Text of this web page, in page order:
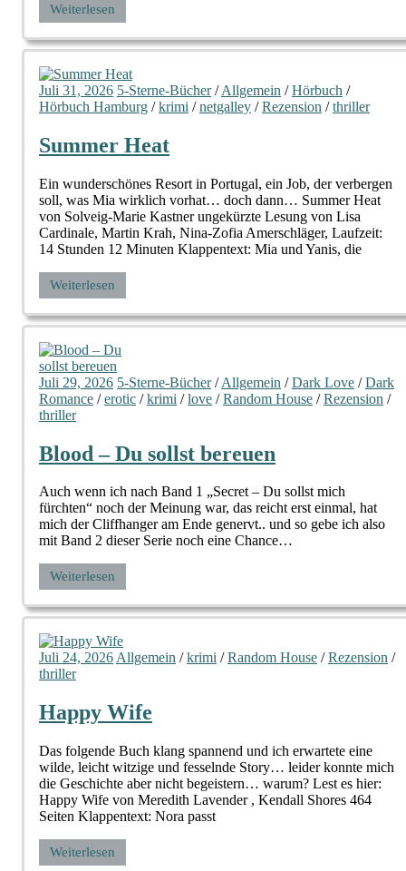
Weiterlesen
Juli 31, 2026 5-Sterne-Bücher/Allgemein /Hörbuch /
Hörbuch Hamburg /krimi /netgalley /Rezension /thriller
Summer Heat
Ein wunderschönes Resort in Portugal, ein Job, der verbergen
soll, was Mia wirklich vorhat… doch dann… Summer Heat
von Solveig-Marie Kastner ungekürzte Lesung von Lisa
Cardinale, Martin Krah, Nina-Zofia Amerschläger, Laufzeit:
14 Stunden 12 Minuten Klappentext: Mia und Yanis, die
Weiterlesen
Juli 29, 2026 5-Sterne-Bücher/Allgemein /Dark Love /Dark
Romance /erotic /krimi /love /Random House /Rezension /
thriller
Blood – Du sollst bereuen
Auch wenn ich nach Band 1 „Secret – Du sollst mich
fürchten“ noch der Meinung war, das reicht erst einmal, hat
mich der Cliffhanger am Ende genervt.. und so gebe ich also
mit Band 2 dieser Serie noch eine Chance…
Weiterlesen
Juli 24, 2026Allgemein /krimi /Random House /Rezension /
thriller
Happy Wife
Das folgende Buch klang spannend und ich erwartete eine
wilde, leicht witzige und fesselnde Story… leider konnte mich
die Geschichte aber nicht begeistern… warum? Lest es hier:
Happy Wife von Meredith Lavender , Kendall Shores 464
Seiten Klappentext: Nora passt
Weiterlesen